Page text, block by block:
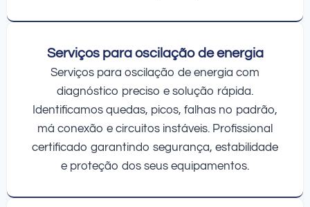
Serviços para oscilação de energia
Serviços para oscilação de energia com
diagnóstico preciso e solução rápida.
Identificamos quedas, picos, falhas no padrão,
má conexão e circuitos instáveis. Profissional
certificado garantindo segurança, estabilidade
e proteção dos seus equipamentos.